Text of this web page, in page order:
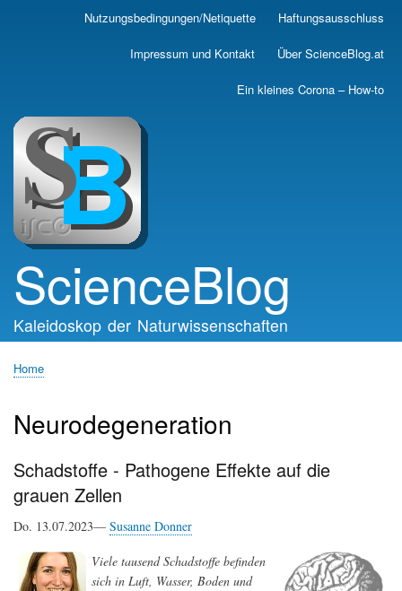
Skip
main
Nutzungsbedingungen/Netiquette Haftungsausschluss
Impressum und Kontakt Über ScienceBlog.at
Ein kleines Corona – How-to
ScienceBlog
Kaleidoskop der Naturwissenschaften
Home
Neurodegeneration
Schadstoffe - Pathogene Effekte auf die
grauen Zellen
Do. 13.07.2023— Susanne Donner
Viele tausend Schadstoffe befinden
sich in Luft, Wasser, Boden und